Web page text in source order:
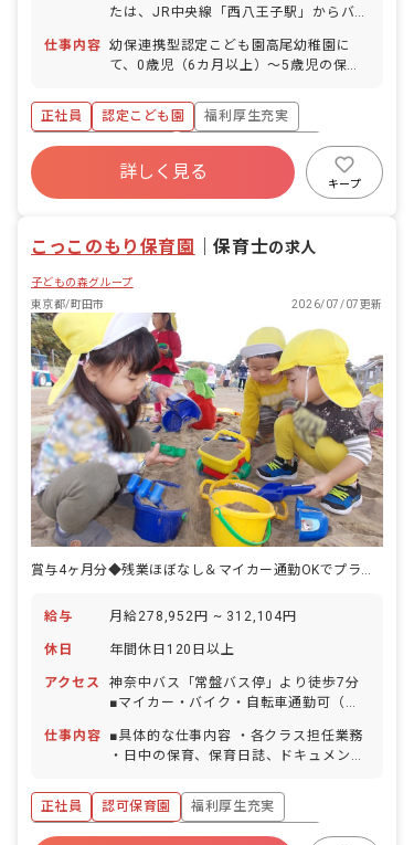
たは、JR中央線「西八王子駅」からバス
2分 ■マイカー、バイク、自転車通勤
OK（無料の駐車場と駐輪場を完備）
仕事内容 幼保連携型認定こども園高尾幼稚園に
て、0歳児（6カ月以上）～5歳児の保育
はクラス担任を持たず、担任の先生の補
助を行っていただきます。 ・乳児クラス
ではデスクワークはなく、基本保育業務
のみとなります。
正社員 認定こども園
福利厚生充実
ボーナス・賞与あり
年間休日120日以上
寮・住宅・家賃補助あり
社会保険完備
詳しく見る
キープ
こっこのもり保育園 ｜保育士の求人
子どもの森グループ
東京都/町田市
2026/07/07更新
賞与4ヶ月分◆残業ほぼなし＆マイカー通勤OKでプライベート充実！
給与 月給278,952円 ~ 312,104円
休日 年間休日120日以上
アクセス
神奈中バス「常盤バス停」より徒歩7分
■マイカー・バイク・自転車通勤可（駐
仕事内容
■具体的な仕事内容 ・各クラス担任業務
・日中の保育、保育日誌、ドキュメンテ
ど ・保育計画の作成（年案、月案、週
案） ・行事や係などの準備 ・保護者対
応や子育て支援に向けての準備 ■保育理
正社員 認可保育園
福利厚生充実
ボーナス・賞与あり
年間休日120日以上